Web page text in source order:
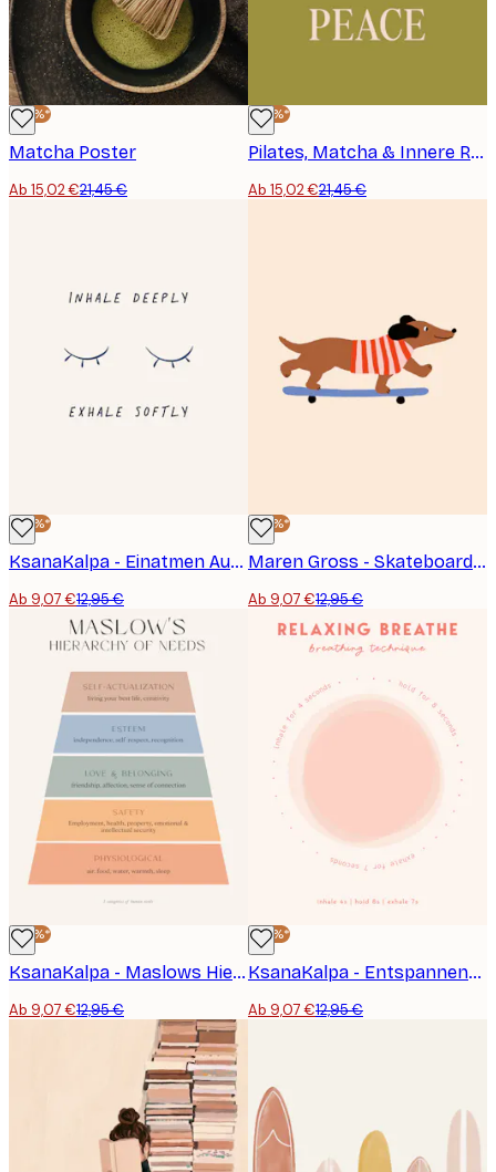
-30%*
Matcha Poster
Ab 15,02 €21,45 €
-30%*
Pilates, Matcha & Innere Ruhe Poster
Ab 15,02 €21,45 €
-30%*
KsanaKalpa - Einatmen Ausatmen Augen Poster
Ab 9,07 €12,95 €
-30%*
Maren Gross - Skateboard Dackel Poster
Ab 9,07 €12,95 €
-30%*
KsanaKalpa - Maslows Hierarchie der Bedürfnisse Poster
Ab 9,07 €12,95 €
-30%*
KsanaKalpa - Entspannende Atemtechnik Anleitung Poster
Ab 9,07 €12,95 €